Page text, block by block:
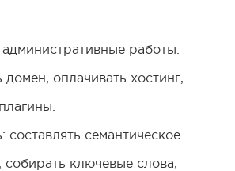
работы:
домен, оплачивать хостинг,
составлять семантическое
собирать ключевые слова,